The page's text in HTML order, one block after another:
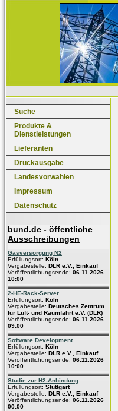
Suche
Produkte &
Dienstleistungen
Lieferanten
Druckausgabe
Landesvorwahlen
Impressum
Datenschutz
bund.de - öffentliche
Ausschreibungen
Gasversorgung N2
Erfüllungsort: Köln
Vergabestelle: DLR e.V., Einkauf
Veröffentlichungsende: 06.11.2026
10:00
2-HE-Rack-Server
Erfüllungsort: Köln
Vergabestelle: Deutsches Zentrum
für Luft- und Raumfahrt e.V. (DLR)
Veröffentlichungsende: 06.11.2026
09:00
Software Development
Erfüllungsort: Köln
Vergabestelle: DLR e.V., Einkauf
Veröffentlichungsende: 06.11.2026
10:00
Studie zur H2-Anbindung
Erfüllungsort: Stuttgart
Vergabestelle: DLR e.V., Einkauf
Veröffentlichungsende: 06.11.2026
00:00